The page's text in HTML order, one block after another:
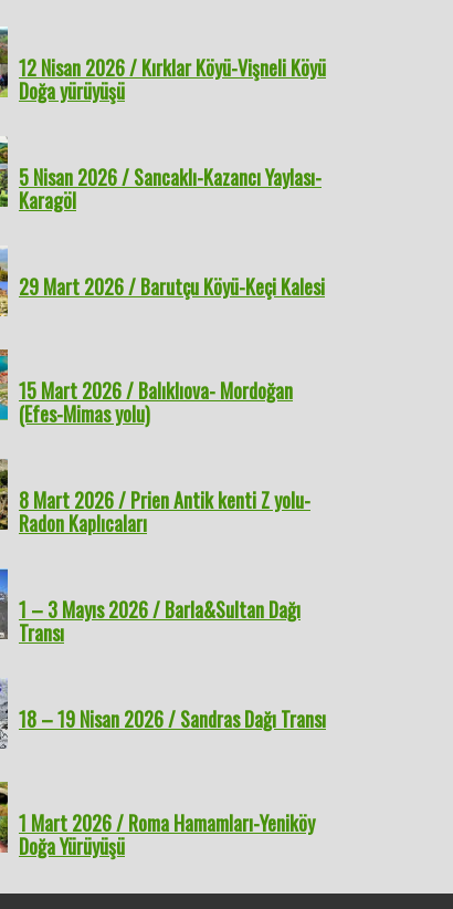
12 Nisan 2026 / Kırklar Köyü-Vişneli Köyü
Doğa yürüyüşü
5 Nisan 2026 / Sancaklı-Kazancı Yaylası-
Karagöl
29 Mart 2026 / Barutçu Köyü-Keçi Kalesi
15 Mart 2026 / Balıklıova- Mordoğan
(Efes-Mimas yolu)
8 Mart 2026 / Prien Antik kenti Z yolu-
Radon Kaplıcaları
1 – 3 Mayıs 2026 / Barla&Sultan Dağı
Transı
18 – 19 Nisan 2026 / Sandras Dağı Transı
1 Mart 2026 / Roma Hamamları-Yeniköy
Doğa Yürüyüşü